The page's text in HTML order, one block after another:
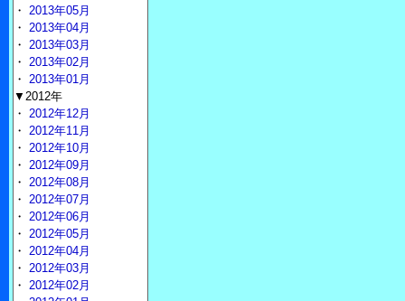
・ 2013年05月
・ 2013年04月
・ 2013年03月
・ 2013年02月
・ 2013年01月
▼2012年
・ 2012年12月
・ 2012年11月
・ 2012年10月
・ 2012年09月
・ 2012年08月
・ 2012年07月
・ 2012年06月
・ 2012年05月
・ 2012年04月
・ 2012年03月
・ 2012年02月